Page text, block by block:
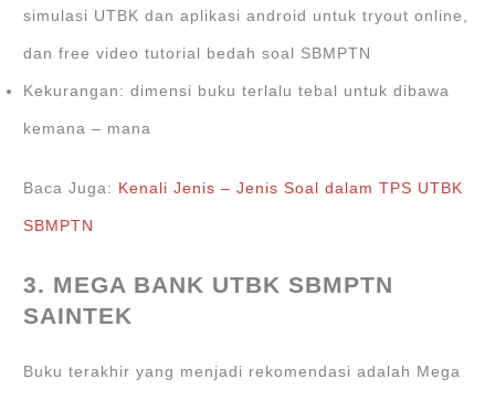
simulasi UTBK dan aplikasi android untuk tryout online,
dan free video tutorial bedah soal SBMPTN
Kekurangan: dimensi buku terlalu tebal untuk dibawa
kemana – mana
Baca Juga: Kenali Jenis – Jenis Soal dalam TPS UTBK
SBMPTN
3. MEGA BANK UTBK SBMPTN
SAINTEK
Buku terakhir yang menjadi rekomendasi adalah Mega